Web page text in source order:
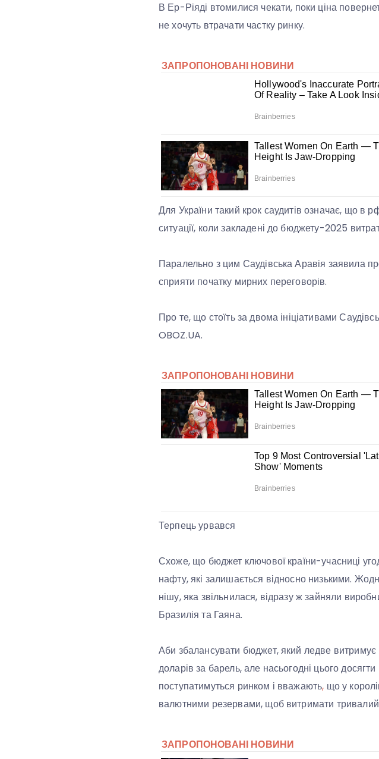
В Ер-Ріяді втомилися чекати, поки ціна
не хочуть втрачати частку ринку.
Для України такий крок саудитів означає, що в
ситуації, коли закладені до бюджету-2025
Паралельно з цим Саудівська Аравія заявила
сприяти початку мирних переговорів.
Про те, що стоїть за двома ініціативами
OBOZ.UA.
Терпець урвався
Схоже, що бюджет ключової країни-учасниці
нафту, які залишається відносно низькими.
нішу, яка звільнилася, відразу ж зайняли
Бразилія та Гаяна.
Аби збалансувати бюджет, який ледве витримує
доларів за барель, але насьогодні цього
поступатимуться ринком і вважають, що у
валютними резервами, щоб витримати тривалий